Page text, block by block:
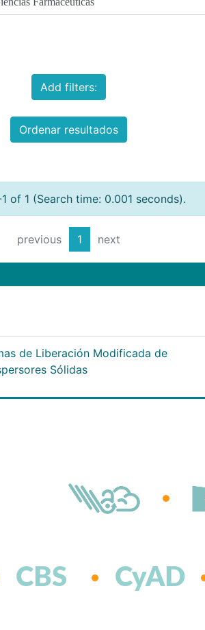
Add filters:
Ordenar resultados
1 of 1 (Search time: 0.001 seconds).
previous 1 next
de Liberación Modificada de
Sólidas
CBS CyAD